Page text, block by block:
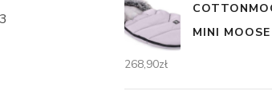
MINI
268,90zł